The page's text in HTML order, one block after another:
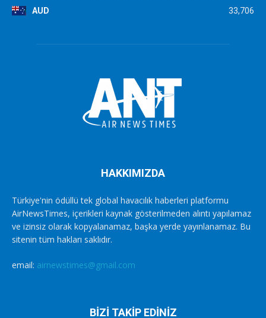
AUD 33,706
HAKKIMIZDA
Türkiye'nin ödüllü tek global havacılık haberleri platformu
AirNewsTimes, içerikleri kaynak gösterilmeden alıntı yapılamaz
ve izinsiz olarak kopyalanamaz, başka yerde yayınlanamaz. Bu
sitenin tüm hakları saklıdır.
email: airnewstimes@gmail.com
BİZİ TAKİP EDİNİZ